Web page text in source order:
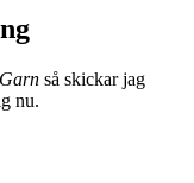
så skickar jag
nu.